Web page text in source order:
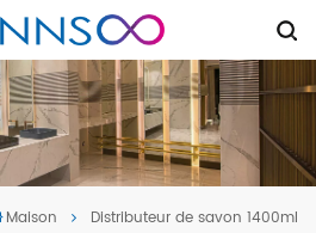
Maison Distributeur de savon 1400ml